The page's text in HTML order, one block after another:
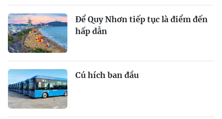
Để Quy Nhơn tiếp tục là điểm đến
hấp dẫn
Cú hích ban đầu